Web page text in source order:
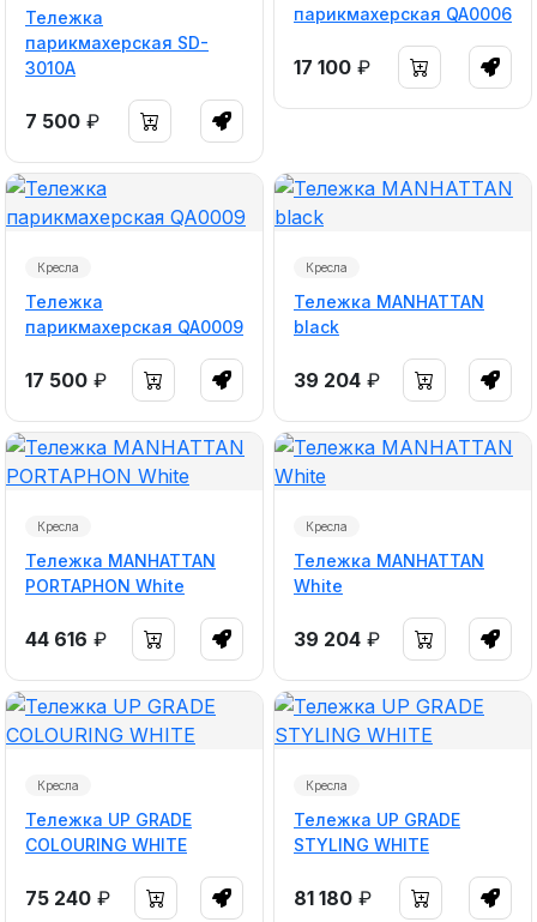
Тележка
парикмахерская SD-
3010A
7 500 ₽
парикмахерская QA0006
17 100 ₽
Кресла
Тележка
парикмахерская QA0009
17 500 ₽
Кресла
Тележка MANHATTAN
black
39 204 ₽
Кресла
Тележка MANHATTAN
PORTAPHON White
44 616 ₽
Кресла
Тележка MANHATTAN
White
39 204 ₽
Кресла
Тележка UP GRADE
COLOURING WHITE
75 240 ₽
Кресла
Тележка UP GRADE
STYLING WHITE
81 180 ₽